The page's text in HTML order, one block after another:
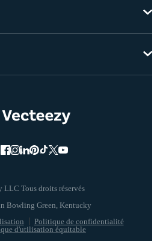
LLC Tous droits réservés
Politique de confidentialité
d'utilisation équitable